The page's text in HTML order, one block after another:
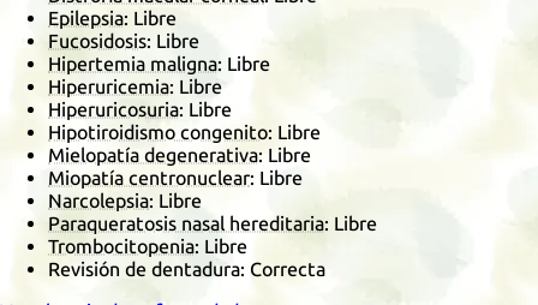
Epilepsia: Libre
Fucosidosis: Libre
Hipertemia maligna: Libre
Hiperuricemia: Libre
Hiperuricosuria: Libre
Hipotiroidismo congenito: Libre
Mielopatía degenerativa: Libre
Miopatía centronuclear: Libre
Narcolepsia: Libre
Paraqueratosis nasal hereditaria: Libre
Trombocitopenia: Libre
Revisión de dentadura: Correcta